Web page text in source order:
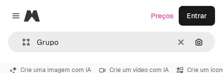
Close menu
Magnific
Limpar
Preços Entrar
Crie uma imagem com IA Crie um vídeo com IA Crie um